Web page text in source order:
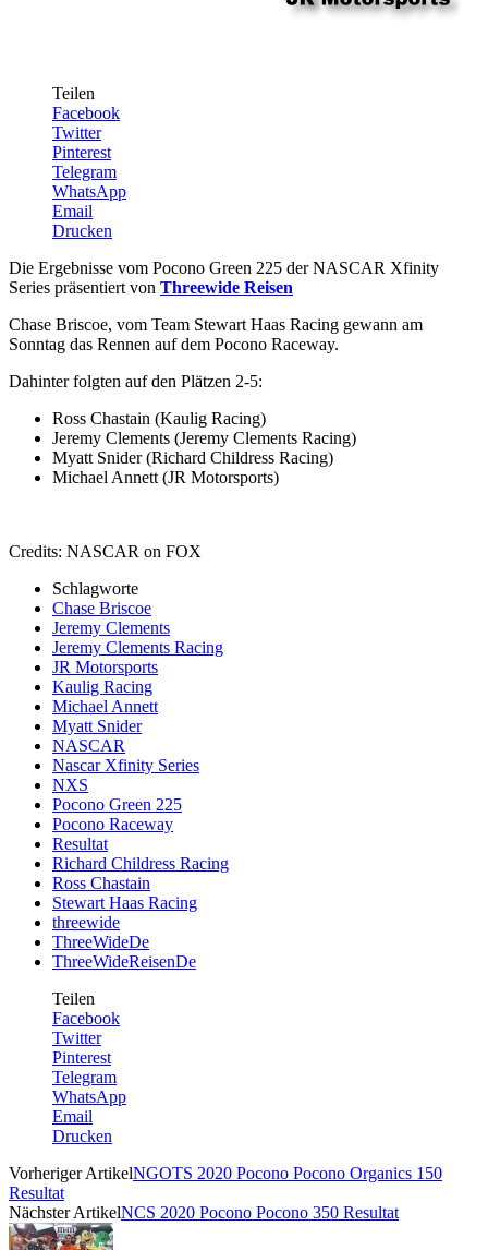
Teilen
Facebook
Twitter
Pinterest
Telegram
WhatsApp
Email
Drucken
Die Ergebnisse vom Pocono Green 225 der NASCAR Xfinity
Series präsentiert von Threewide Reisen
Chase Briscoe, vom Team Stewart Haas Racing gewann am
Sonntag das Rennen auf dem Pocono Raceway.
Dahinter folgten auf den Plätzen 2-5:
Ross Chastain (Kaulig Racing)
Jeremy Clements (Jeremy Clements Racing)
Myatt Snider (Richard Childress Racing)
Michael Annett (JR Motorsports)
Credits: NASCAR on FOX
Schlagworte
Chase Briscoe
Jeremy Clements
Jeremy Clements Racing
JR Motorsports
Kaulig Racing
Michael Annett
Myatt Snider
NASCAR
Nascar Xfinity Series
NXS
Pocono Green 225
Pocono Raceway
Resultat
Richard Childress Racing
Ross Chastain
Stewart Haas Racing
threewide
ThreeWideDe
ThreeWideReisenDe
Teilen
Facebook
Twitter
Pinterest
Telegram
WhatsApp
Email
Drucken
Vorheriger ArtikelNGOTS 2020 Pocono Pocono Organics 150
Resultat
Nächster ArtikelNCS 2020 Pocono Pocono 350 Resultat